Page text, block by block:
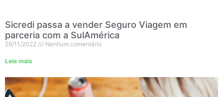
Sicredi passa a vender Seguro Viagem em
parceria com a SulAmérica
29/11/2022 Nenhum comentário
Leia mais